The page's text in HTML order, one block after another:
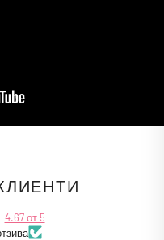
4.67 от 5